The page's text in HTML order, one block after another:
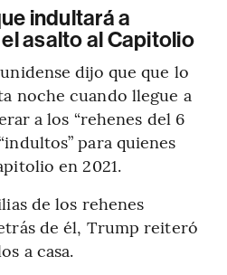
indultará a
asalto al Capitolio
dijo que que lo
noche cuando llegue a
a los “rehenes del 6
para quienes
en 2021.
de los rehenes
de él, Trump reiteró
a casa.